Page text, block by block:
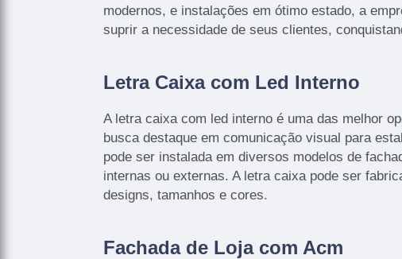
modernos, e instalações em ótimo estado, a
suprir a necessidade de seus clientes,
Letra Caixa com Led Interno
A letra caixa com led interno é uma das melhor
busca destaque em comunicação visual para
pode ser instalada em diversos modelos de
internas ou externas. A letra caixa pode ser
designs, tamanhos e cores.
Fachada de Loja com Acm